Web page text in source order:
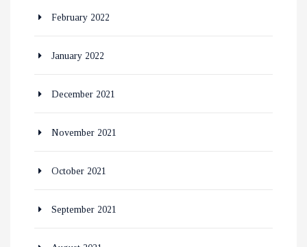
February 2022
January 2022
December 2021
November 2021
October 2021
September 2021